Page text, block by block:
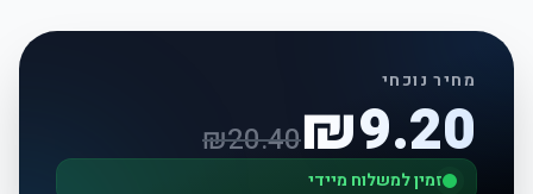
מחיר נוכחי
₪9.20
₪20.40
זמין למשלוח מיידי